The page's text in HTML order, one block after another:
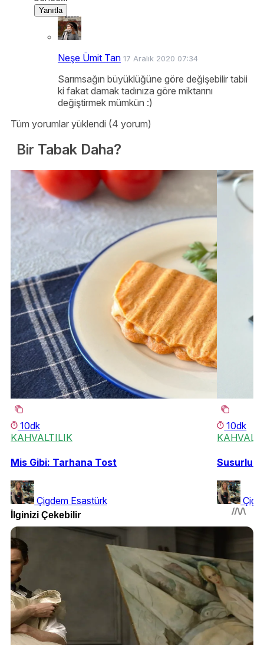
Yanıtla
Neşe Ümit Tan 17 Aralık 2020 07:34
Sarımsağın büyüklüğüne göre değişebilir tabii
ki fakat damak tadınıza göre miktarını
değiştirmek mümkün :)
Tüm yorumlar yüklendi (4 yorum)
Bir Tabak Daha?
10dk
KAHVALTILIK
Mis Gibi: Tarhana Tost
Çigdem Esastürk
10dk
Susurluk